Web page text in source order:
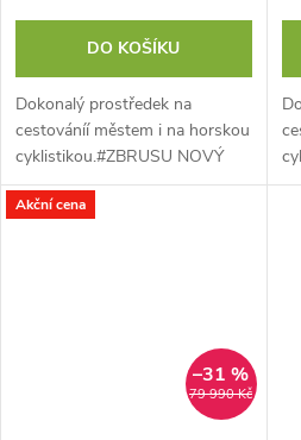
DO KOŠÍKU
Dokonalý prostředek na
cestováníí městem i na horskou
cyklistikou.#ZBRUSU NOVÝ
SCOTT AXIS vybaven
nejnovějším motorem Bosch
Akční cena
79 990 Kč
–31 %